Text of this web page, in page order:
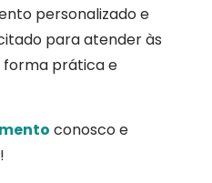
personalizado e
para atender às
forma prática e
conosco e